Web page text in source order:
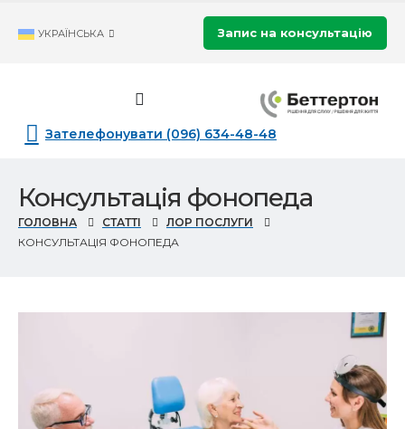
УКРАЇНСЬКА Запис на консультацію
Зателефонувати (096) 634-48-48
Консультація фонопеда
ГОЛОВНА СТАТТІ
ЛОР ПОСЛУГИ
КОНСУЛЬТАЦІЯ ФОНОПЕДА